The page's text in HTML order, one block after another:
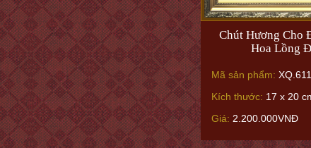
Chút Hương Cho
Hoa Lồng
Mã sản phẩm:
Kích thước: 17 x 20
Giá: 2.200.000VNĐ